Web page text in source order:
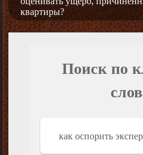
квартиры?
Поиск по